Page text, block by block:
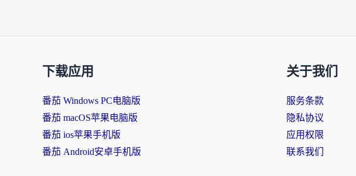
下载应用
番茄 Windows PC电脑版
番茄 macOS苹果电脑版
番茄 ios苹果手机版
番茄 Android安卓手机版
关于我们
服务条款
隐私协议
应用权限
联系我们